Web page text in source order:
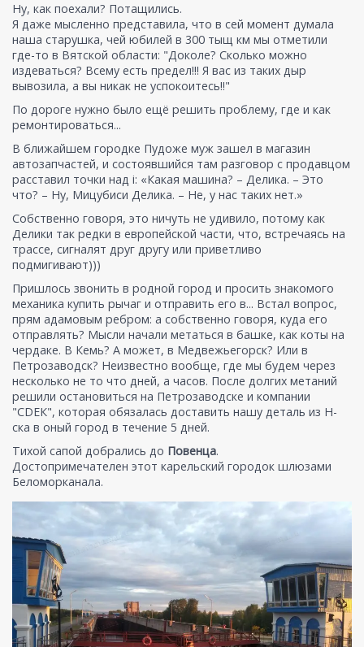
Ну, как поехали? Потащились.
Я даже мысленно представила, что в сей момент думала
наша старушка, чей юбилей в 300 тыщ км мы отметили
где-то в Вятской области: "Доколе? Сколько можно
издеваться? Всему есть предел!!! Я вас из таких дыр
вывозила, а вы никак не успокоитесь!!"
По дороге нужно было ещё решить проблему, где и как
ремонтироваться...
В ближайшем городке Пудоже муж зашел в магазин
автозапчастей, и состоявшийся там разговор с продавцом
расставил точки над i: «Какая машина? – Делика. – Это
что? – Ну, Мицубиси Делика. – Не, у нас таких нет.»
Собственно говоря, это ничуть не удивило, потому как
Делики так редки в европейской части, что, встречаясь на
трассе, сигналят друг другу или приветливо
подмигивают)))
Пришлось звонить в родной город и просить знакомого
механика купить рычаг и отправить его в... Встал вопрос,
прям адамовым ребром: а собственно говоря, куда его
отправлять? Мысли начали метаться в башке, как коты на
чердаке. В Кемь? А может, в Медвежьегорск? Или в
Петрозаводск? Неизвестно вообще, где мы будем через
несколько не то что дней, а часов. После долгих метаний
решили остановиться на Петрозаводске и компании
"СDЕК", которая обязалась доставить нашу деталь из Н-
ска в оный город в течение 5 дней.
Тихой сапой добрались до Повенца.
Достопримечателен этот карельский городок шлюзами
Беломорканала.